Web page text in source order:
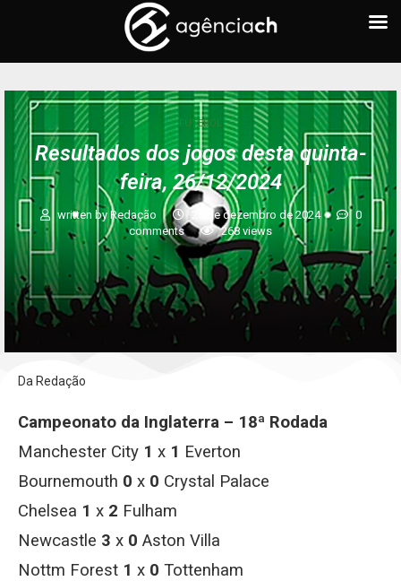
FUTEBOL
Resultados dos jogos desta quinta-
feira, 26/12/2024
written by Redação 26 de dezembro de 2024
0
comments
268 views
Da Redação
Campeonato da Inglaterra – 18ª Rodada
Manchester City 1 x 1 Everton
Bournemouth 0 x 0 Crystal Palace
Chelsea 1 x 2 Fulham
Newcastle 3 x 0 Aston Villa
Nottm Forest 1 x 0 Tottenham